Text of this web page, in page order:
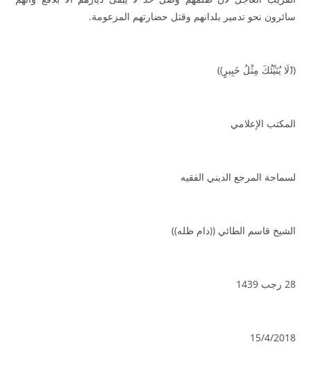
سائرون نحو تدمير بلدانهم وقتل حضارتهم المزعومة.
((َلَا يُنَبِّئُكَ مِثْلُ خَبِيرٍ))
المكتب الإعلامي
لسماحة المرجع الديني الفقيه
الشيخ قاسم الطائي ((دام ظله))
28 رجب 1439
15/4/2018